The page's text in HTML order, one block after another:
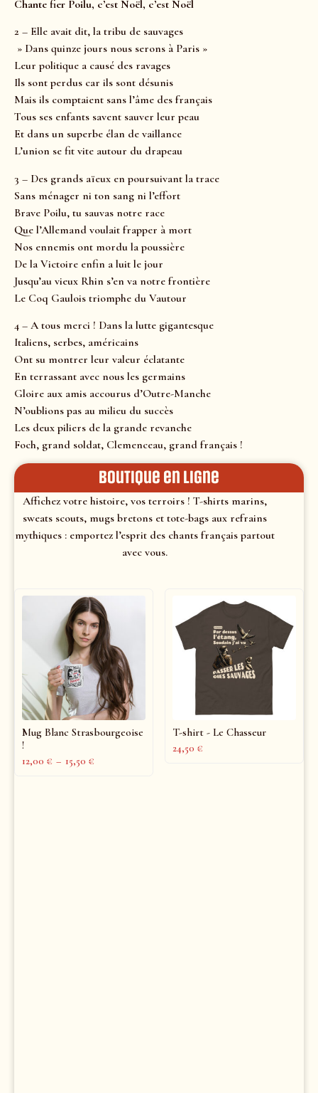
Chante fier Poilu, c’est Noël, c’est Noël
2 – Elle avait dit, la tribu de sauvages
» Dans quinze jours nous serons à Paris »
Leur politique a causé des ravages
Ils sont perdus car ils sont désunis
Mais ils comptaient sans l’âme des français
Tous ses enfants savent sauver leur peau
Et dans un superbe élan de vaillance
L’union se fit vite autour du drapeau
3 – Des grands aïeux en poursuivant la trace
Sans ménager ni ton sang ni l’effort
Brave Poilu, tu sauvas notre race
Que l’Allemand voulait frapper à mort
Nos ennemis ont mordu la poussière
De la Victoire enfin a luit le jour
Jusqu’au vieux Rhin s’en va notre frontière
Le Coq Gaulois triomphe du Vautour
4 – A tous merci ! Dans la lutte gigantesque
Italiens, serbes, américains
Ont su montrer leur valeur éclatante
En terrassant avec nous les germains
Gloire aux amis accourus d’Outre-Manche
N’oublions pas au milieu du succès
Les deux piliers de la grande revanche
Foch, grand soldat, Clemenceau, grand français !
Boutique en ligne
Affichez votre histoire, vos terroirs ! T-shirts marins,
sweats scouts, mugs bretons et tote-bags aux refrains
mythiques : emportez l’esprit des chants français partout
avec vous.
Mug Blanc Strasbourgeoise
!
12,00 € – 15,50 €
T-shirt - Le Chasseur
24,50 €